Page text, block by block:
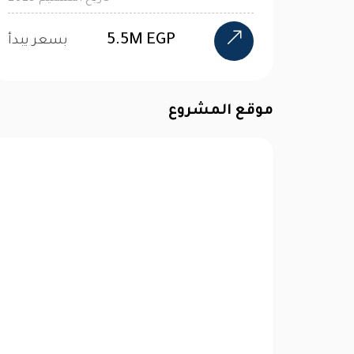
بسعر يبدأ 6.5M EGP
موقع المشروع